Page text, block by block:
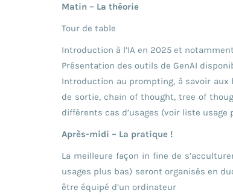
Matin – La théorie
Tour de table
Introduction à l’IA en 2025 et
Présentation des outils de GenAI
Introduction au prompting, à savoir
de sortie, chain of thought, tree of
différents cas d’usages (voir liste usage
Après-midi – La pratique !
La meilleure façon in fine de
usages plus bas) seront organisés en
être équipé d’un ordinateur